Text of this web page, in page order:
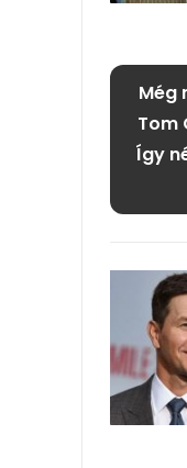
Még
Tom
Így